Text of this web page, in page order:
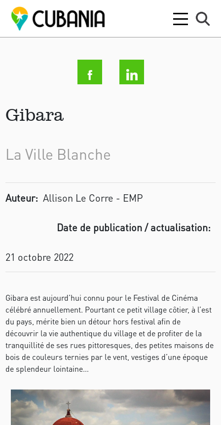
Gibara
La Ville Blanche
Auteur: Allison Le Corre - EMP
Date de publication / actualisation:
21 octobre 2022
Gibara est aujourd’hui connu pour le Festival de Cinéma
célébré annuellement. Pourtant ce petit village côtier, à l’est
du pays, mérite bien un détour hors festival afin de
découvrir la vie authentique du village et de profiter de la
tranquillité de ses rues pittoresques, des petites maisons de
bois de couleurs ternies par le vent, vestiges d’une époque
de splendeur lointaine…